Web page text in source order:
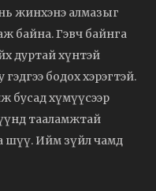
жинхэнэ алмазыг
байна. Гэвч байнга
дуртай хүнтэй
бодох хэрэгтэй.
бусад хүмүүсээр
тааламжтай
шүү. Ийм зүйл чамд